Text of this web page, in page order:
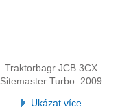
Traktorbagr JCB 3CX
Sitemaster Turbo 2009
Ukázat více